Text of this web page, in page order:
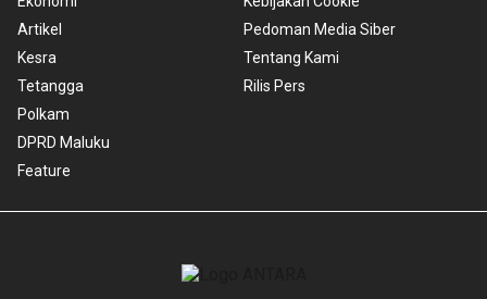
Artikel
Kesra
Tetangga
Polkam
DPRD Maluku
Feature
Pedoman Media Siber
Tentang Kami
Rilis Pers